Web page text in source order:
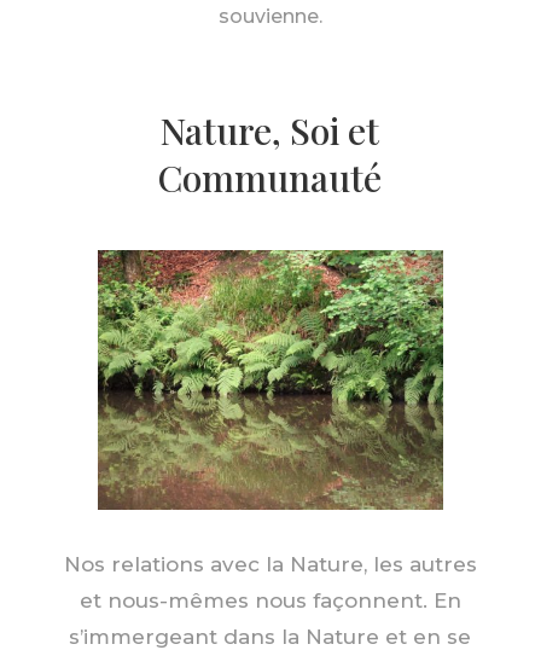
souvienne.
Nature, Soi et
Communauté
Nos relations avec la Nature, les autres
et nous-mêmes nous façonnent. En
s’immergeant dans la Nature et en se